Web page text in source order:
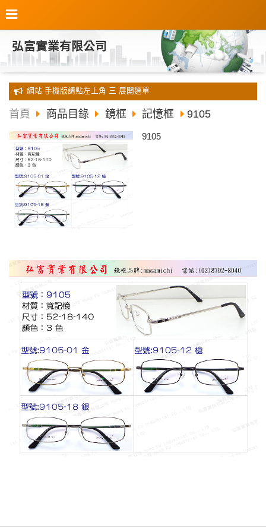
弘富實業有限公司
全新 網站 手機版請點左上角 三 展開選單
首頁 商品目錄 鏡框 記憶框 9105
9105